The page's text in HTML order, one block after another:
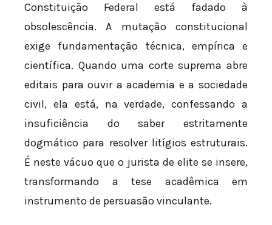
Constituição Federal está fadado à
obsolescência. A mutação constitucional
exige fundamentação técnica, empírica e
científica. Quando uma corte suprema abre
editais para ouvir a academia e a sociedade
civil, ela está, na verdade, confessando a
insuficiência do saber estritamente
dogmático para resolver litígios estruturais.
É neste vácuo que o jurista de elite se insere,
transformando a tese acadêmica em
instrumento de persuasão vinculante.